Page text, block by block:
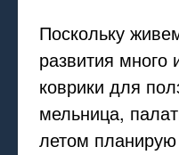
Поскольку
развития много
коврики для
мельница,
летом